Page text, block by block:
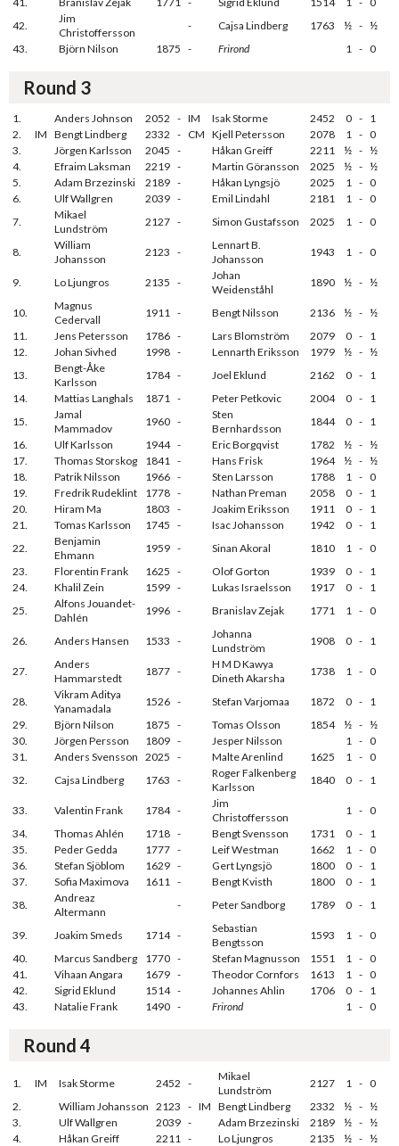
42.
Jim
Christoffersson
- Cajsa Lindberg 1763 ½ - ½
43.
Björn Nilson 1875 - Frirond 1 - 0
Round 3
1. Anders Johnson 2052 - IM Isak Storme 2452 0 - 1
2.
IM Bengt Lindberg 2332 - CM Kjell Petersson 2078 1 - 0
3.
Jörgen Karlsson 2045 - Håkan Greiff 2211 ½ - ½
4.
Efraim Laksman 2219 - Martin Göransson 2025 ½ - ½
5.
Adam Brzezinski 2189 - Håkan Lyngsjö 2025 1 - 0
6.
Ulf Wallgren 2039 - Emil Lindahl 2181 1 - 0
7.
Mikael
Lundström
2127 - Simon Gustafsson 2025 1 - 0
8.
William
Johansson
2123 -
Lennart B.
Johansson
1943 1 - 0
9. Lo Ljungros 2135 -
Johan
Weidenståhl
1890 ½ - ½
10.
Magnus
Cedervall
1911 - Bengt Nilsson 2136 ½ - ½
11.
Jens Petersson 1786 - Lars Blomström 2079 0 - 1
12.
Johan Sivhed 1998 - Lennarth Eriksson 1979 ½ - ½
13.
Bengt-Åke
Karlsson
1784 - Joel Eklund 2162 0 - 1
14.
Mattias Langhals 1871 - Peter Petkovic 2004 0 - 1
15.
Jamal
Mammadov
1960 -
Sten
Bernhardsson
1844 0 - 1
16.
Ulf Karlsson 1944 - Eric Borgqvist 1782 ½ - ½
17.
Thomas Storskog 1841 - Hans Frisk 1964 ½ - ½
18.
Patrik Nilsson 1966 - Sten Larsson 1788 1 - 0
19.
Fredrik Rudeklint 1778 - Nathan Preman 2058 0 - 1
20.
Hiram Ma 1803 - Joakim Eriksson 1911 0 - 1
21.
Tomas Karlsson 1745 - Isac Johansson 1942 0 - 1
22.
Benjamin
Ehmann
1959 - Sinan Akoral 1810 1 - 0
23.
Florentin Frank 1625 - Olof Gorton 1939 0 - 1
24.
Khalil Zein 1599 - Lukas Israelsson 1917 0 - 1
25.
Alfons Jouandet-
Dahlén
1996 - Branislav Zejak 1771 1 - 0
26. Anders Hansen 1533 -
Johanna
Lundström
1908 0 - 1
27.
Anders
Hammarstedt
1877 -
H M D Kawya
Dineth Akarsha
1738 1 - 0
28.
Vikram Aditya
Yanamadala
1526 - Stefan Varjomaa 1872 0 - 1
29.
Björn Nilson 1875 - Tomas Olsson 1854 ½ - ½
30.
Jörgen Persson 1809 - Jesper Nilsson 1 - 0
31.
Anders Svensson 2025 - Malte Arenlind 1625 1 - 0
32.
Cajsa Lindberg 1763 -
Roger Falkenberg
Karlsson
1840 0 - 1
33. Valentin Frank 1784 -
Jim
Christoffersson
1 - 0
34.
Thomas Ahlén 1718 - Bengt Svensson 1731 0 - 1
35.
Peder Gedda 1777 - Leif Westman 1662 1 - 0
36.
Stefan Sjöblom 1629 - Gert Lyngsjö 1800 0 - 1
37.
Sofia Maximova 1611 - Bengt Kvisth 1800 0 - 1
38.
Andreaz
Altermann
- Peter Sandborg 1789 0 - 1
39. Joakim Smeds 1714 -
Sebastian
Bengtsson
1593 1 - 0
40.
Marcus Sandberg 1770 - Stefan Magnusson 1551 1 - 0
41.
Vihaan Angara 1679 - Theodor Cornfors 1613 1 - 0
42.
Sigrid Eklund 1514 - Johannes Ahlin 1706 0 - 1
43.
Natalie Frank 1490 - Frirond 1 - 0
Round 4
1. IM Isak Storme 2452 -
Mikael
Lundström
2127 1 - 0
2.
William Johansson 2123 - IM Bengt Lindberg 2332 ½ - ½
3.
Ulf Wallgren 2039 - Adam Brzezinski 2189 ½ - ½
4.
Håkan Greiff 2211 - Lo Ljungros 2135 ½ - ½